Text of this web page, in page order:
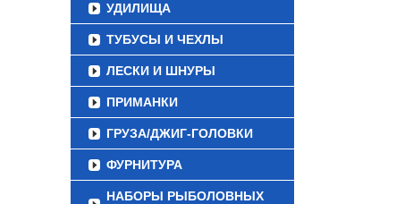
УДИЛИЩА
ТУБУСЫ И ЧЕХЛЫ
ЛЕСКИ И ШНУРЫ
ПРИМАНКИ
ГРУЗА/ДЖИГ-ГОЛОВКИ
ФУРНИТУРА
НАБОРЫ РЫБОЛОВНЫХ